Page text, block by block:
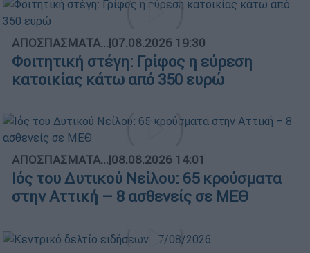
ΑΠΟΣΠΑΣΜΑΤΑ...|07.08.2026 19:30
Φοιτητική στέγη: Γρίφος η εύρεση
κατοικίας κάτω από 350 ευρώ
ΑΠΟΣΠΑΣΜΑΤΑ...|08.08.2026 14:01
Ιός του Δυτικού Νείλου: 65 κρούσματα
στην Αττική – 8 ασθενείς σε ΜΕΘ